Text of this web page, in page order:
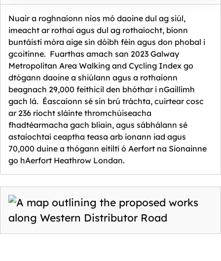
Nuair a roghnaíonn níos mó daoine dul ag siúl,
imeacht ar rothaí agus dul ag rothaíocht, bíonn
buntáistí móra aige sin dóibh féin agus don phobal i
gcoitinne. Fuarthas amach san 2023 Galway
Metropolitan Area Walking and Cycling Index go
dtógann daoine a shiúlann agus a rothaíonn
beagnach 29,000 feithicil den bhóthar i nGaillimh
gach lá. Éascaíonn sé sin brú tráchta, cuirtear cosc
ar 236 riocht sláinte thromchúiseacha
fhadtéarmacha gach bliain, agus sábhálann sé
astaíochtaí ceaptha teasa arb ionann iad agus
70,000 duine a thógann eitiltí ó Aerfort na Sionainne
go hAerfort Heathrow Londan.